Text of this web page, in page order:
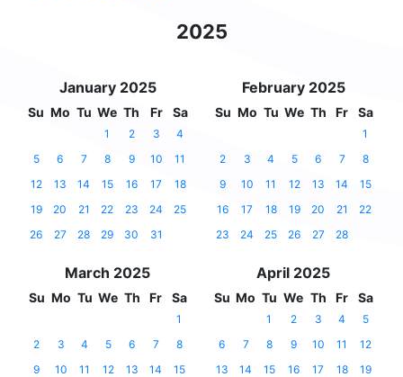
2025
January 2025
Su Mo Tu We Th Fr Sa
1 2 3
4
5
6 7 8 9 10
11
12
13 14 15 16 17
18
19
20 21 22 23 24
25
26
27 28 29 30 31
February 2025
Su Mo Tu We Th Fr Sa
1
2
3 4 5 6 7
8
9
10 11 12 13 14
15
16
17 18 19 20 21
22
23
24 25 26 27 28
March 2025
Su Mo Tu We Th Fr Sa
1
2
3 4 5 6 7
8
9
10 11 12 13 14
15
April 2025
Su Mo Tu We Th Fr Sa
1 2 3 4
5
6
7 8 9 10 11
12
13
14 15 16 17 18
19